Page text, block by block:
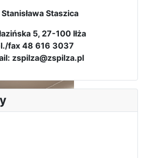
235-tej rocznicy
Staszica
5, 27-100 Iłża
fax 48 616 3037
zspilza@zspilza.pl